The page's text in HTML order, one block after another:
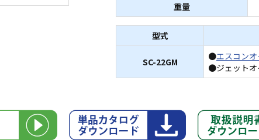
重量
型式
SC-22GM ●エスコン
●ジェットオ